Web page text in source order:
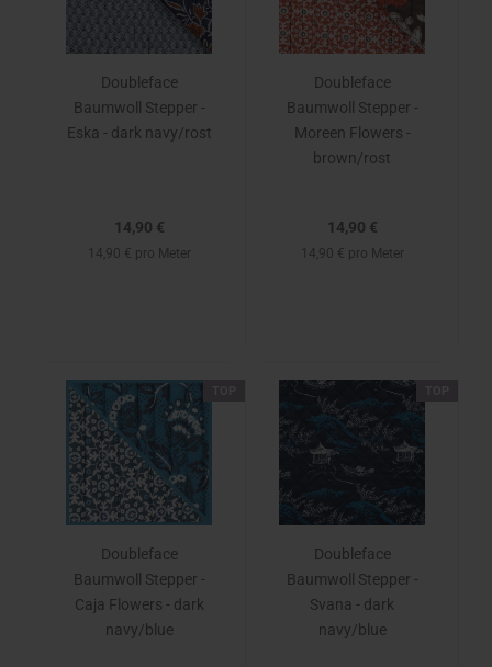
Doubleface
Baumwoll Stepper -
Eska - dark navy/rost
14,90 €
14,90 € pro Meter
Doubleface
Baumwoll Stepper -
Moreen Flowers -
brown/rost
14,90 €
14,90 € pro Meter
Doubleface
Baumwoll Stepper -
Caja Flowers - dark
navy/blue
Doubleface
Baumwoll Stepper -
Svana - dark
navy/blue